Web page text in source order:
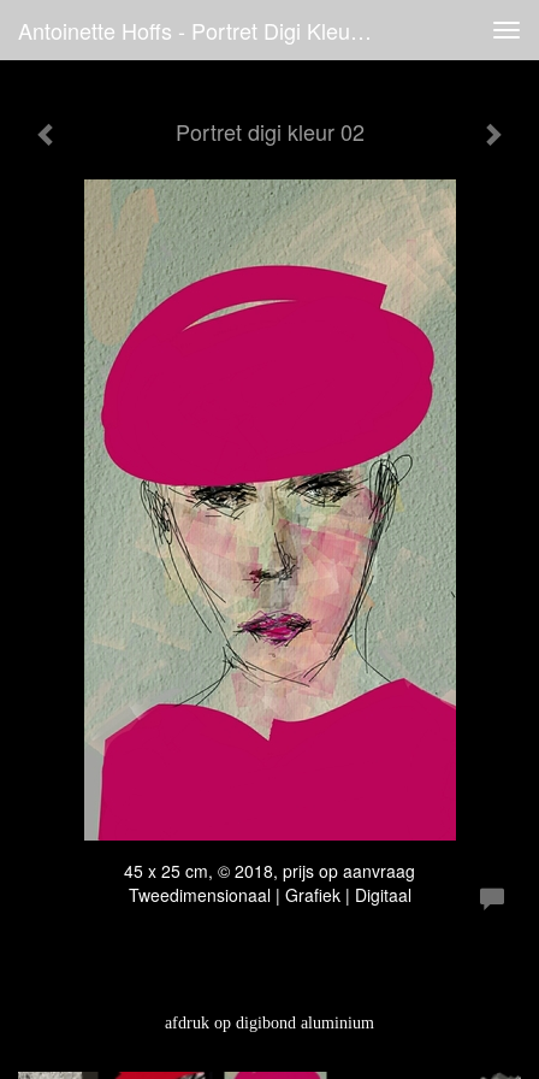
Antoinette Hoffs - Portret Digi Kleur 02
Portret digi kleur 02
45 x 25 cm, © 2018, prijs op aanvraag
Tweedimensionaal | Grafiek | Digitaal
afdruk op digibond aluminium